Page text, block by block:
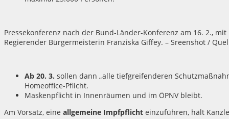
Pressekonferenz nach der Bund-Länder-Konferenz am 16. 2.,
Regierender Bürgermeisterin Franziska Giffey. – Sreenshot /
Ab 20. 3. sollen dann „alle tiefgreifenderen
Homeoffice-Pflicht.
Maskenpflicht in Innenräumen und im ÖPNV bleibt.
Am Vorsatz, eine allgemeine Impfpflicht einzuführen, hält